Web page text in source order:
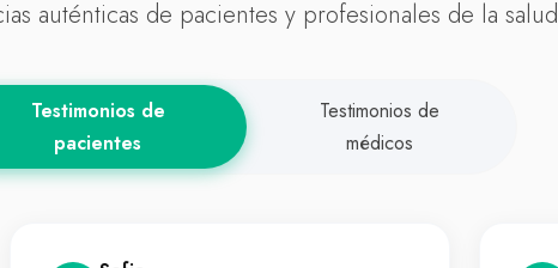
auténticas de pacientes y profesionales de la salud
Testimonios de
pacientes
Testimonios de
médicos